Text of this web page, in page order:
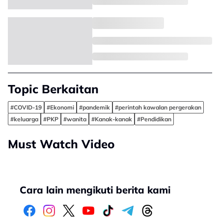
Topic Berkaitan
#COVID-19 #Ekonomi #pandemik
#perintah kawalan pergerakan
#keluarga
#PKP #wanita #Kanak-kanak #Pendidikan
Must Watch Video
Cara lain mengikuti berita kami